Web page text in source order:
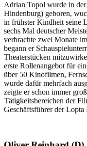
Adrian Topol wurde in
Hindenburg) geboren,
in frühster Kindheit seine
sechs Mal deutscher
verbrachte zwei Monate
begann er
Theaterstücken
erste Rollenangebot für
über 50 Kinofilmen,
wurde dafür mehrfach
zeigte er schon immer
Tätigkeitsbereichen der
Geschäftsführer der